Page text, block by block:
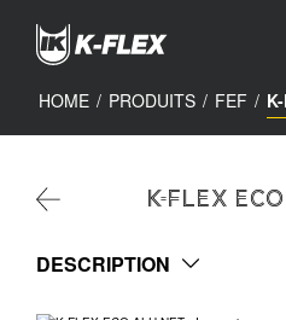
content
HOME / PRODUITS / FEF /
K-FLEX
DESCRIPTION